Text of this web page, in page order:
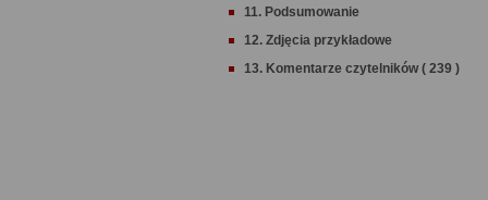
11. Podsumowanie
12. Zdjęcia przykładowe
13. Komentarze czytelników ( 239 )